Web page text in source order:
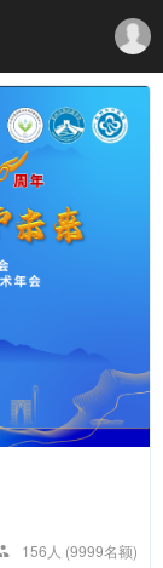
156人 (9999名额)